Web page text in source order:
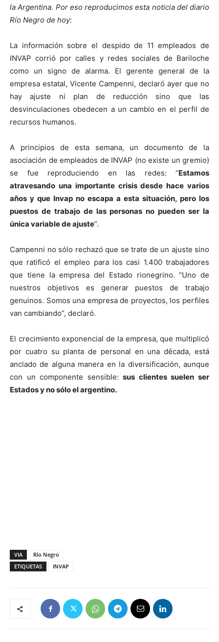
la Argentina. Por eso reproducimos esta noticia del diario
Río Negro de hoy:
La información sobre el despido de 11 empleados de
INVAP corrió por calles y redes sociales de Bariloche
como un signo de alarma. El gerente general de la
empresa estatal, Vicente Campenni, declaró ayer que no
hay ajuste ni plan de reducción sino que las
desvinculaciones obedecen a un cambio en el perfil de
recursos humanos.
A principios de esta semana, un documento de la
asociación de empleados de INVAP (no existe un gremio)
se fue reproduciendo en las redes: “Estamos
atravesando una importante crisis desde hace varios
años y que Invap no escapa a esta situación, pero los
puestos de trabajo de las personas no pueden ser la
única variable de ajuste”.
Campenni no sólo rechazó que se trate de un ajuste sino
que ratificó el empleo para los casi 1.400 trabajadores
que tiene la empresa del Estado rionegrino. “Uno de
nuestros objetivos es generar puestos de trabajo
genuinos. Somos una empresa de proyectos, los perfiles
van cambiando”, declaró.
El crecimiento exponencial de la empresa, que multiplicó
por cuatro su planta de personal en una década, está
anclado de alguna manera en la diversificación, aunque
con un componente sensible:sus clientes suelen ser
Estados y no sólo el argentino.
VIA
Río Negro
ETIQUETAS
INVAP